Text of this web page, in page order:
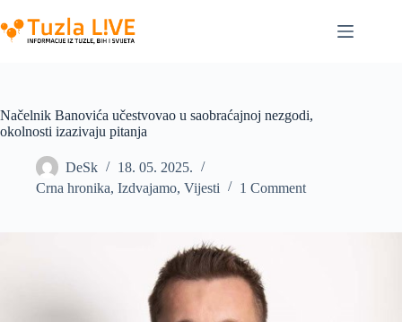
to
content
Načelnik Banovića učestvovao u saobraćajnoj nezgodi,
okolnosti izazivaju pitanja
DeSk
18. 05. 2025.
Crna hronika, Izdvajamo, Vijesti 1 Comment